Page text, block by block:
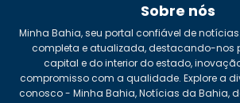
Sobre nós
Minha Bahia, seu portal confiável de
completa e atualizada, destacando-nos
capital e do interior do estado,
compromisso com a qualidade. Explore a
conosco - Minha Bahia, Notícias da Bahia,